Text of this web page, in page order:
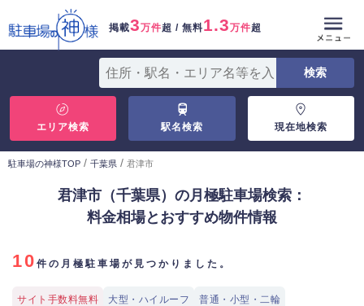
掲載3万件超 / 無料1.3万件超
エリア検索 駅名検索 現在地検索
駐車場の神様TOP / 千葉県 / 君津市
君津市（千葉県）の月極駐車場検索：
料金相場とおすすめ物件情報
10 件の月極駐車場が見つかりました。
サイト手数料無料 大型・ハイルーフ 普通・小型・二輪